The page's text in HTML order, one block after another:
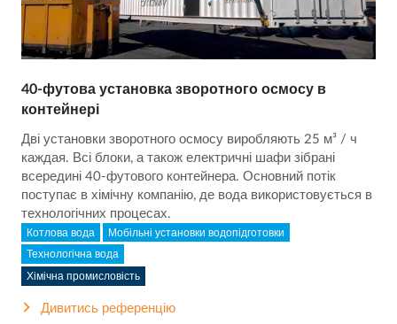
40-футова установка зворотного осмосу в
контейнері
Дві установки зворотного осмосу виробляють 25 м³ / ч
каждая. Всі блоки, а також електричні шафи зібрані
всередині 40-футового контейнера. Основний потік
поступає в хімічну компанію, де вода використовується в
технологічних процесах.
Котлова вода Мобільні установки водопідготовки
Технологічна вода
Хімічна промисловість
Дивитись референцію